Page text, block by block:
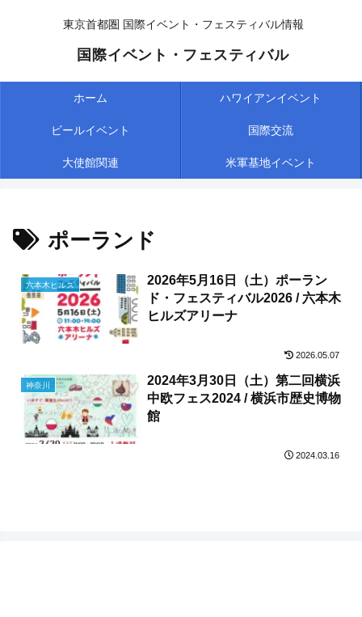
東京首都圏 国際イベント・フェスティバル情報
国際イベント・フェスティバル
ホーム ハワイアンイベント
ビールイベント 国際交流
大使館関連 米軍基地イベント
ポーランド
六本木ヒルズ
2026年5月16日（土）ポーラン
ド・フェスティバル2026 / 六本木
ヒルズアリーナ
2026.05.07
神奈川
2024年3月30日（土）第二回横浜
中欧フェス2024 / 横浜市歴史博物
館
2024.03.16